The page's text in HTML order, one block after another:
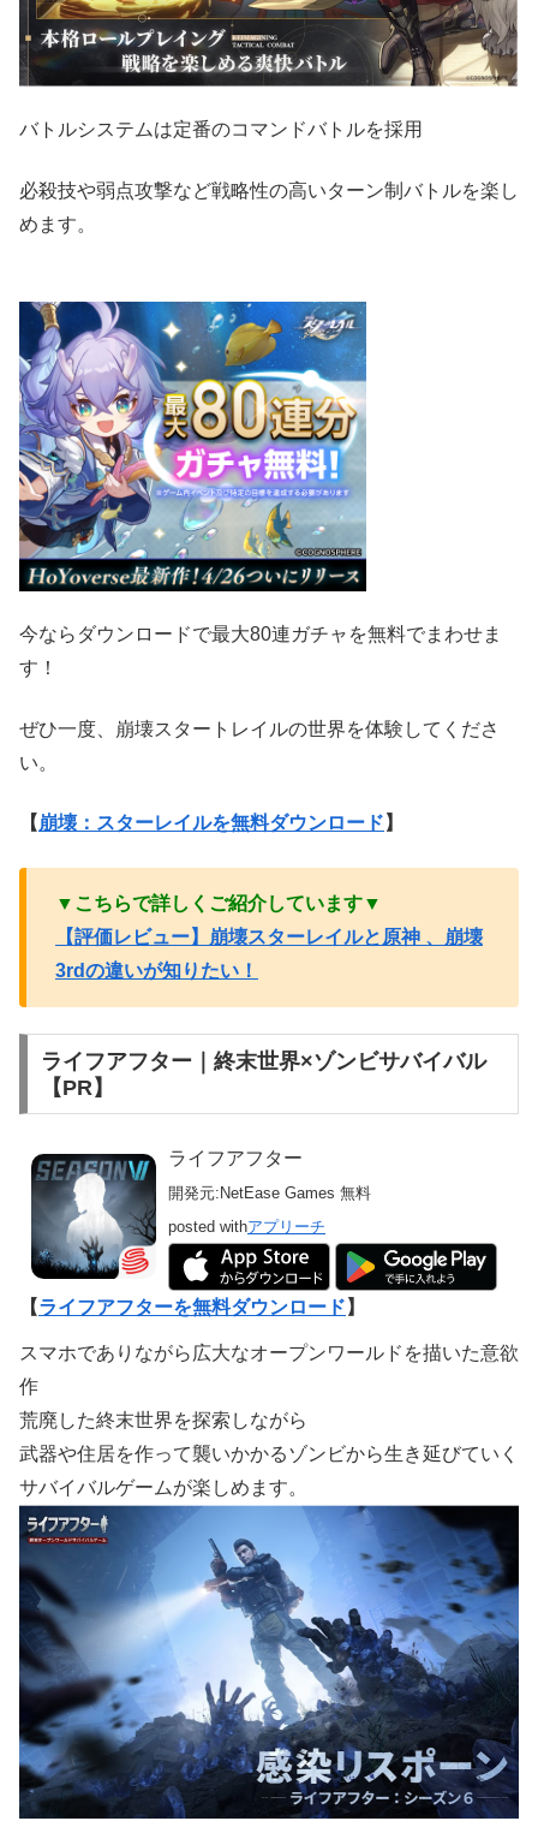
バトルシステムは定番のコマンドバトルを採用
必殺技や弱点攻撃など戦略性の高いターン制バトルを楽し
めます。
今ならダウンロードで最大80連ガチャを無料でまわせま
す！
ぜひ一度、崩壊スタートレイルの世界を体験してくださ
い。
【 崩壊：スターレイルを無料ダウンロード 】
▼こちらで詳しくご紹介しています▼
【評価レビュー】崩壊スターレイルと原神 、崩壊
3rdの違いが知りたい！
ライフアフター｜終末世界×ゾンビサバイバル
【PR】
ライフアフター
開発元: NetEase Games 無料
posted withアプリーチ
【ライフアフターを無料ダウンロード 】
スマホでありながら広大なオープンワールドを描いた意欲
作
荒廃した終末世界を探索しながら
武器や住居を作って襲いかかるゾンビから生き延びていく
サバイバルゲームが楽しめます。